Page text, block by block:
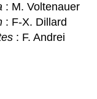
: M. Voltenauer
: F-X. Dillard
: F. Andrei